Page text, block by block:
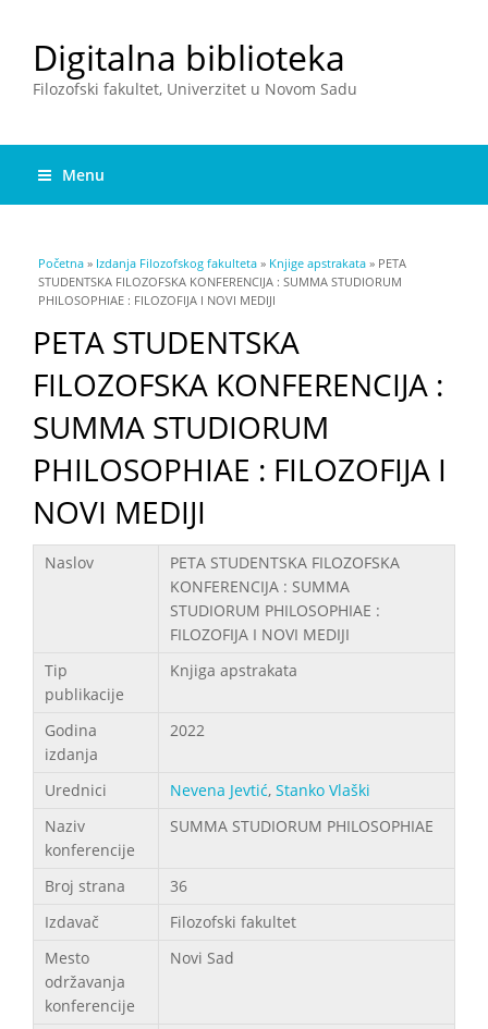
Digitalna biblioteka
Filozofski fakultet, Univerzitet u Novom Sadu
Menu
You are here
Početna » Izdanja Filozofskog fakulteta » Knjige apstrakata » PETA
STUDENTSKA FILOZOFSKA KONFERENCIJA : SUMMA STUDIORUM
PHILOSOPHIAE : FILOZOFIJA I NOVI MEDIJI
PETA STUDENTSKA
FILOZOFSKA KONFERENCIJA :
SUMMA STUDIORUM
PHILOSOPHIAE : FILOZOFIJA I
NOVI MEDIJI
Podaci
Naslov
PETA STUDENTSKA FILOZOFSKA
KONFERENCIJA : SUMMA
STUDIORUM PHILOSOPHIAE :
FILOZOFIJA I NOVI MEDIJI
Tip
publikacije
Knjiga apstrakata
Godina
izdanja
2022
Urednici Nevena Jevtić, Stanko Vlaški
Naziv
konferencije
SUMMA STUDIORUM PHILOSOPHIAE
Broj strana
36
Izdavač
Filozofski fakultet
Mesto
održavanja
konferencije
Novi Sad